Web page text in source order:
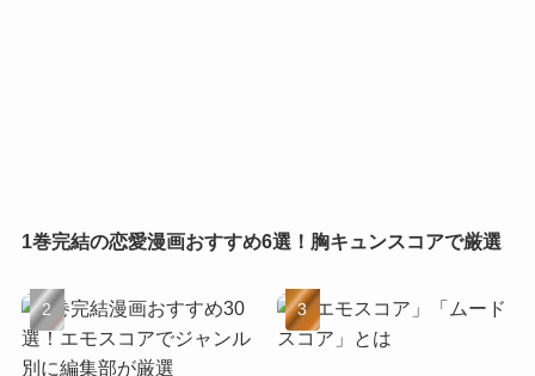
1巻完結の恋愛漫画おすすめ6選！胸キュンスコアで厳選